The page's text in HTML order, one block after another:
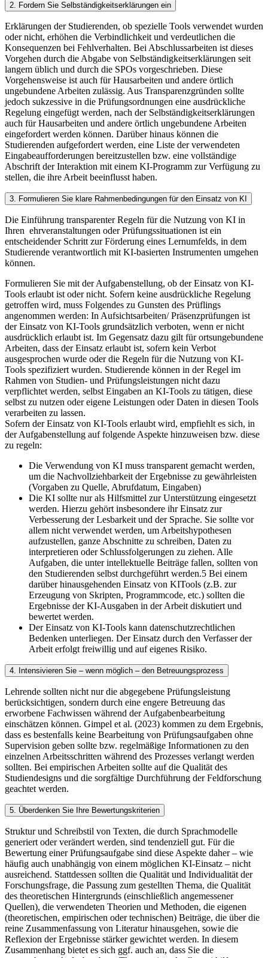
2. Fordern Sie Selbständigkeitserklärungen ein
Erklärungen der Studierenden, ob spezielle Tools verwendet wurden
oder nicht, erhöhen die Verbindlichkeit und verdeutlichen die
Konsequenzen bei Fehlverhalten. Bei Abschlussarbeiten ist dieses
Vorgehen durch die Abgabe von Selbständigkeitserklärungen seit
langem üblich und durch die SPOs vorgeschrieben. Diese
Vorgehensweise ist auch für Hausarbeiten und andere örtlich
ungebundene Arbeiten zulässig. Aus Transparenzgründen sollte
jedoch sukzessive in die Prüfungsordnungen eine ausdrückliche
Regelung eingefügt werden, nach der Selbständigkeitserklärungen
auch für Hausarbeiten und andere örtlich ungebundene Arbeiten
eingefordert werden können. Darüber hinaus können die
Studierenden aufgefordert werden, eine Liste der verwendeten
Eingabeaufforderungen bereitzustellen bzw. eine vollständige
Abschrift der Interaktion mit einem KI-Programm zur Verfügung zu
stellen, die ihre Arbeit beeinflusst haben.
3. Formulieren Sie klare Rahmenbedingungen für den Einsatz von KI
Die Einführung transparenter Regeln für die Nutzung von KI in
Ihren ehrveranstaltungen oder Prüfungssituationen ist ein
entscheidender Schritt zur Förderung eines Lernumfelds, in dem
Studierende verantwortlich mit KI-basierten Instrumenten umgehen
können.
Formulieren Sie mit der Aufgabenstellung, ob der Einsatz von KI-
Tools erlaubt ist oder nicht. Sofern keine ausdrückliche Regelung
getroffen wird, muss Folgendes zu Gunsten des Prüflings
angenommen werden: In Aufsichtsarbeiten/ Präsenzprüfungen ist
der Einsatz von KI-Tools grundsätzlich verboten, wenn er nicht
ausdrücklich erlaubt ist. Im Gegensatz dazu gilt für ortsungebundene
Arbeiten, dass der Einsatz erlaubt ist, sofern kein Verbot
ausgesprochen wurde oder die Regeln für die Nutzung von KI-
Tools spezifiziert wurden. Studierende können in der Regel im
Rahmen von Studien- und Prüfungsleistungen nicht dazu
verpflichtet werden, selbst Eingaben an KI-Tools zu tätigen, diese
selbst zu nutzen oder eigene Leistungen oder Daten in diesen Tools
verarbeiten zu lassen.
Sofern der Einsatz von KI-Tools erlaubt wird, empfiehlt es sich, in
der Aufgabenstellung auf folgende Aspekte hinzuweisen bzw. diese
zu regeln:
Die Verwendung von KI muss transparent gemacht werden,
um die Nachvollziehbarkeit der Ergebnisse zu gewährleisten
(Vorgaben zu Quelle, Abrufdatum, Eingaben)
Die KI sollte nur als Hilfsmittel zur Unterstützung eingesetzt
werden. Hierzu gehört insbesondere ihr Einsatz zur
Verbesserung der Lesbarkeit und der Sprache. Sie sollte vor
allem nicht verwendet werden, um Arbeitshypothesen
aufzustellen, ganze Abschnitte zu schreiben, Daten zu
interpretieren oder Schlussfolgerungen zu ziehen. Alle
Aufgaben, die unter intellektuelle Beiträge fallen, sollten von
den Studierenden selbst durchgeführt werden.5 Bei einem
darüber hinausgehenden Einsatz von KITools (z.B. zur
Erzeugung von Skripten, Programmcode, etc.) sollten die
Ergebnisse der KI-Ausgaben in der Arbeit diskutiert und
bewertet werden.
Der Einsatz von KI-Tools kann datenschutzrechtlichen
Bedenken unterliegen. Der Einsatz durch den Verfasser der
Arbeit erfolgt freiwillig und auf eigenes Risiko.
4. Intensivieren Sie – wenn möglich – den Betreuungsprozess
Lehrende sollten nicht nur die abgegebene Prüfungsleistung
berücksichtigen, sondern durch eine engere Betreuung das
erworbene Fachwissen während der Aufgabenbearbeitung
einschätzen können. Gimpel et al. (2023) kommen zu dem Ergebnis,
dass es bestenfalls keine Bearbeitung von Prüfungsaufgaben ohne
Supervision geben sollte bzw. regelmäßige Informationen zu den
einzelnen Arbeitsschritten während des Prozesses verlangt werden
sollten. Bei empirischen Arbeiten sollte auf die Qualität des
Studiendesigns und die sorgfältige Durchführung der Feldforschung
geachtet werden.
5. Überdenken Sie Ihre Bewertungskriterien
Struktur und Schreibstil von Texten, die durch Sprachmodelle
generiert oder verändert werden, sind tendenziell gut. Für die
Bewertung einer Prüfungsaufgabe sind diese Aspekte daher – wie
häufig auch unabhängig von einem möglichen KI-Einsatz – nicht
ausreichend. Stattdessen sollten die Qualität und Individualität der
Forschungsfrage, die Passung zum gestellten Thema, die Qualität
des theoretischen Hintergrunds (einschließlich angemessener
Quellen), die verwendeten Theorien und Methoden, die eigenen
(theoretischen, empirischen oder technischen) Beiträge, die über die
reine Zusammenfassung von Literatur hinausgehen, sowie die
Reflexion der Ergebnisse stärker gewichtet werden. In diesem
Zusammenhang bietet es sich ggf. auch an, dass Sie die